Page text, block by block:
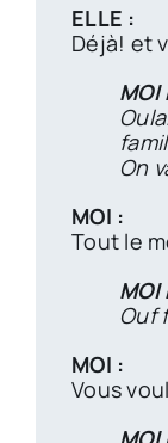
ELLE :
Déjà! et
On
MOI :
Tout le
Ouf
MOI :
Vous